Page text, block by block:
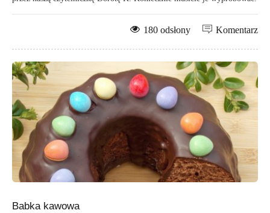
Komentarz
180 odsłony
Babka kawowa